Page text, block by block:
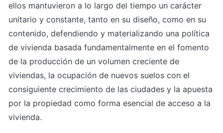
ellos mantuvieron a lo largo del tiempo un carácter
unitario y constante, tanto en su diseño, como en su
contenido, defendiendo y materializando una política
de vivienda basada fundamentalmente en el fomento
de la producción de un volumen creciente de
viviendas, la ocupación de nuevos suelos con el
consiguiente crecimiento de las ciudades y la apuesta
por la propiedad como forma esencial de acceso a la
vivienda.